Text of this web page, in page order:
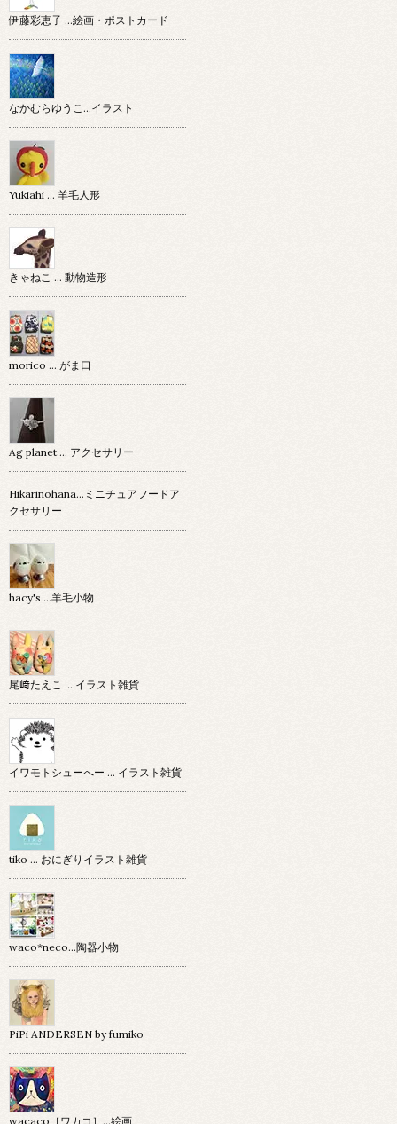
伊藤彩恵子 …絵画・ポストカード
なかむらゆうこ…イラスト
Yukiahi … 羊毛人形
きゃねこ … 動物造形
morico … がま口
Ag planet … アクセサリー
Hikarinohana…ミニチュアフードア
クセサリー
hacy's …羊毛小物
尾﨑たえこ … イラスト雑貨
イワモトシューへー … イラスト雑貨
tiko … おにぎりイラスト雑貨
waco*neco...陶器小物
PiPi ANDERSEN by fumiko
wacaco［ワカコ］…絵画